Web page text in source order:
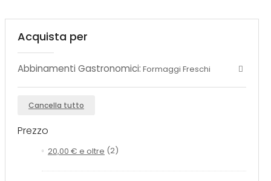
Acquista per
Abbinamenti Gastronomici: Formaggi Freschi
Cancella tutto
Prezzo
20,00 € e oltre (2)